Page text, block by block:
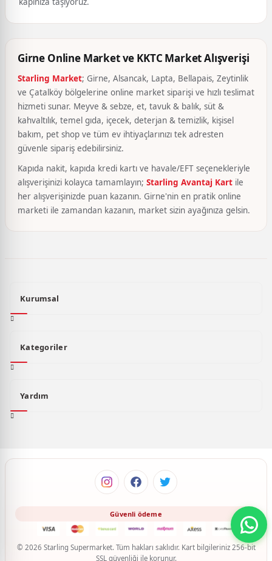
Girne Online Market ve KKTC Market Alışverişi
Starling Market; Girne, Alsancak, Lapta, Bellapais, Zeytinlik
ve Çatalköy bölgelerine online market siparişi ve hızlı teslimat
hizmeti sunar. Meyve & sebze, et, tavuk & balık, süt &
kahvaltılık, temel gıda, içecek, deterjan & temizlik, kişisel
bakım, pet shop ve tüm ev ihtiyaçlarınızı tek adresten
güvenle sipariş edebilirsiniz.
Kapıda nakit, kapıda kredi kartı ve havale/EFT seçenekleriyle
alışverişinizi kolayca tamamlayın; Starling Avantaj Kart ile
her alışverişinizde puan kazanın. Girne'nin en pratik online
marketi ile zamandan kazanın, market sizin ayağınıza gelsin.
Kurumsal
Kategoriler
Yardım
© 2026 Starling Supermarket. Tüm hakları saklıdır. Kart bilgileriniz 256-bit
SSL güvenliği ile korunur.